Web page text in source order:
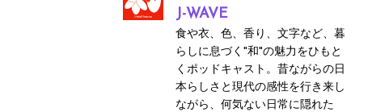
J-WAVE
食や衣、色、香り、文字など、暮
らしに息づく"和"の魅力をひもと
くポッドキャスト。昔ながらの日
本らしさと現代の感性を行き来し
ながら、何気ない日常に隠れた